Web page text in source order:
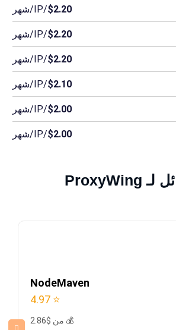
$2.20/IP/شهر
$2.20/IP/شهر
$2.20/IP/شهر
$2.10/IP/شهر
$2.00/IP/شهر
$2.00/IP/شهر
NodeMaven
⭐ 4.97
💰 من $2.86